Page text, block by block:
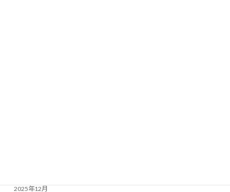
2025年12月